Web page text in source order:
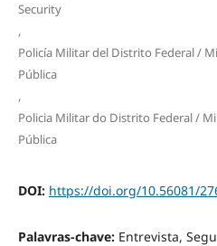
Security
,
Policía Militar del Distrito Federal /
Pública
,
Policia Militar do Distrito Federal /
Pública
DOI: https://doi.org/10.56081/
Palavras-chave: Entrevista,